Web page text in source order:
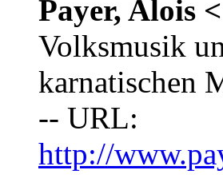
Payer, Alois
Volksmusik
karnatischen
-- URL:
http://